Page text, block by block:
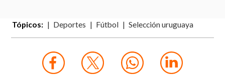
Tópicos: Deportes Fútbol Selección uruguaya